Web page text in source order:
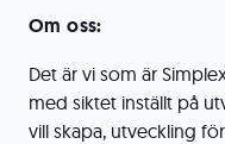
Om oss:
Det är vi som är
med siktet inställt på
vill skapa, utveckling